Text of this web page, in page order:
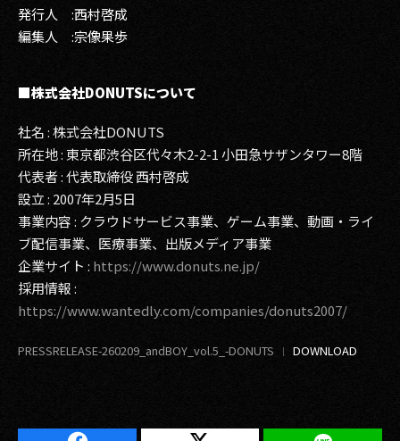
発行人 :西村啓成
編集人 :宗像果歩
■株式会社DONUTSについて
社名 : 株式会社DONUTS
所在地 : 東京都渋谷区代々木2-2-1 小田急サザンタワー8階
代表者 : 代表取締役 西村啓成
設立 : 2007年2月5日
事業内容 : クラウドサービス事業、ゲーム事業、動画・ライ
ブ配信事業、医療事業、出版メディア事業
企業サイト : https://www.donuts.ne.jp/
採用情報 :
https://www.wantedly.com/companies/donuts2007/
PRESSRELEASE-260209_andBOY_vol.5_-DONUTS